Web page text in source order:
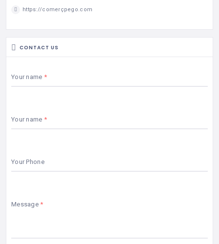
https://comerçpego.com
CONTACT US
Your name
Your name
Your Phone
Message